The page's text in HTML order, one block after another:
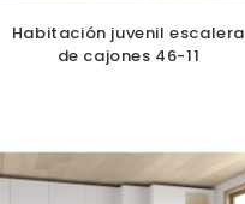
Habitación juvenil escalera
de cajones 46-11